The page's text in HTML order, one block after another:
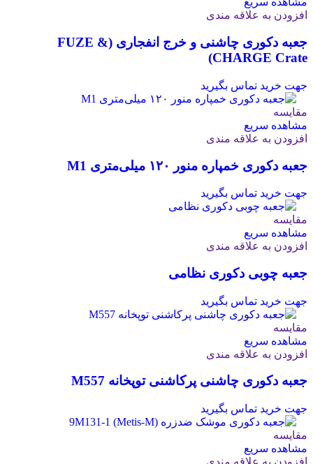
افزودن به علاقه مندی
جعبه دکوری چاشنی و خرج انفجاری (FUZE &
CHARGE Crate)
جهت خرید تماس بگیرید
مقایسه
مشاهده سریع
افزودن به علاقه مندی
جعبه دکوری خمپاره منور ۱۲۰ میلی‌متری M1
جهت خرید تماس بگیرید
مقایسه
مشاهده سریع
افزودن به علاقه مندی
جعبه چوبی دکوری نظامی
جهت خرید تماس بگیرید
مقایسه
مشاهده سریع
افزودن به علاقه مندی
جعبه دکوری چاشنی پرکاشنی توپخانه M557
جهت خرید تماس بگیرید
مقایسه
مشاهده سریع